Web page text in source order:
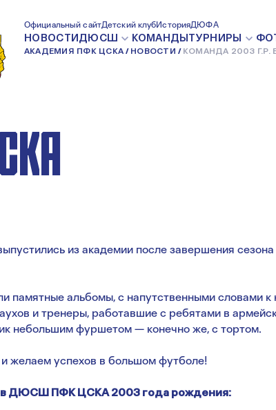
Официальный сайтДетский клубИсторияДЮФА
НОВОСТИДЮСШ КОМАНДЫТУРНИРЫ
АКАДЕМИЯ ПФК ЦСКА НОВОСТИ КОМАНДА 2003
2003 Г.Р.
ИЗ ДЮСШ
из академии после завершения
памятные альбомы, с напутственными словами к
и тренеры, работавшие с ребятами в
небольшим фуршетом — конечно же, с тортом.
желаем успехов в большом футболе!
ДЮСШ ПФК ЦСКА 2003 года рождения: